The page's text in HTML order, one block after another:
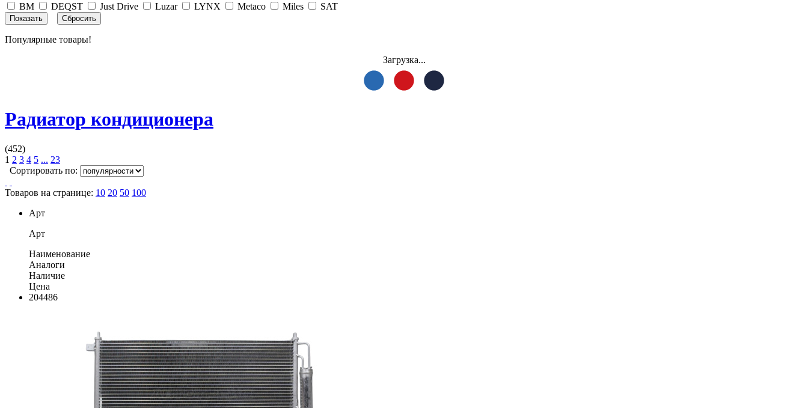
BM
DEQST Just Drive Luzar LYNX Metaco Miles SAT
Популярные товары!
Загрузка...
Радиатор кондиционера
(452)
1 2 3 4 5 ... 23
Сортировать по:
Товаров на странице: 10 20 50 100
Арт
Арт
Наименование
Аналоги
Наличие
Цена
204486